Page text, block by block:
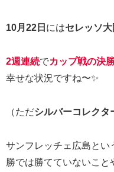
10月22日 にはセレッソ大
2週連続でカップ戦の決
幸せな状況ですね〜✨
（ただシルバーコレクタ
サンフレッチェ広島とい
勝では勝てていないこと